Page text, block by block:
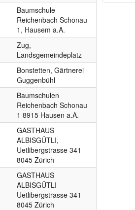
Baumschule
Reichenbach Schonau
1, Hausem a.A.
Zug,
Landsgemeindeplatz
Bonstetten, Gärtnerei
Guggenbühl
Baumschulen
Reichenbach Schonau
1 8915 Hausen a.A.
GASTHAUS
ALBISGÜTLI,
Uetlibergstrasse 341
8045 Zürich
GASTHAUS
ALBISGÜTLI
Uetlibergstrasse 341
8045 Zürich